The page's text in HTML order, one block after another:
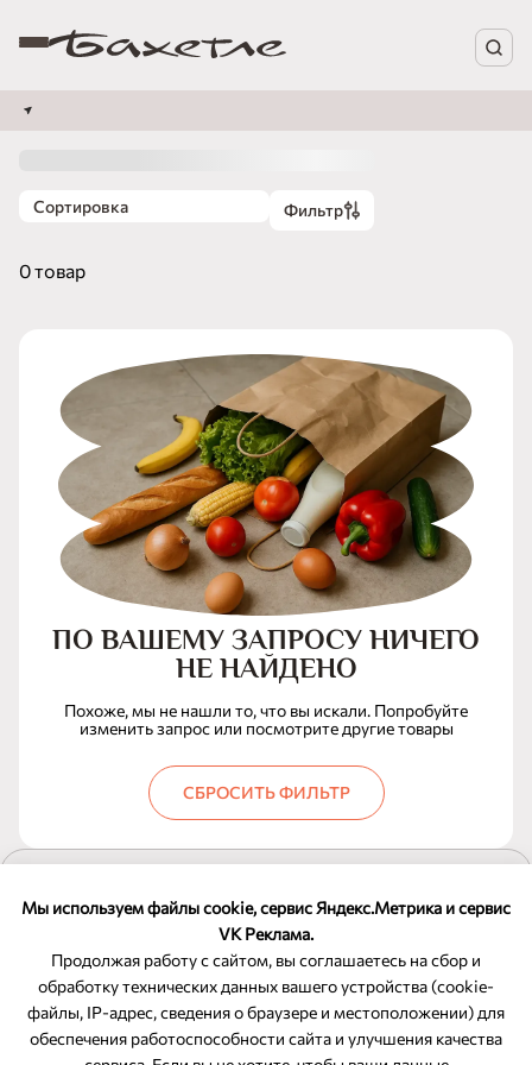
Мы используем файлы cookie, сервис Яндекс.Метрика и сервис
VK Реклама.
Продолжая работу с сайтом, вы соглашаетесь на сбор и
обработку технических данных вашего устройства (cookie-
файлы, IP-адрес, сведения о браузере и местоположении) для
обеспечения работоспособности сайта и улучшения качества
Сортировка Фильтр
0 товар
ПО ВАШЕМУ ЗАПРОСУ НИЧЕГО
НЕ НАЙДЕНО
Похоже, мы не нашли то, что вы искали. Попробуйте
изменить запрос или посмотрите другие товары
СБРОСИТЬ ФИЛЬТР
ОБРАТНАЯ СВЯЗЬ